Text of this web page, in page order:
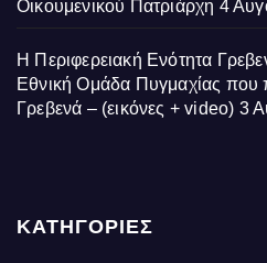
Οικουμενικού Πατριάρχη 4
Η Περιφερειακή Ενότητα
Εθνική Ομάδα Πυγμαχίας που
Γρεβενά – (εικόνες + video) 3
ΚΑΤΗΓΟΡΙΕΣ